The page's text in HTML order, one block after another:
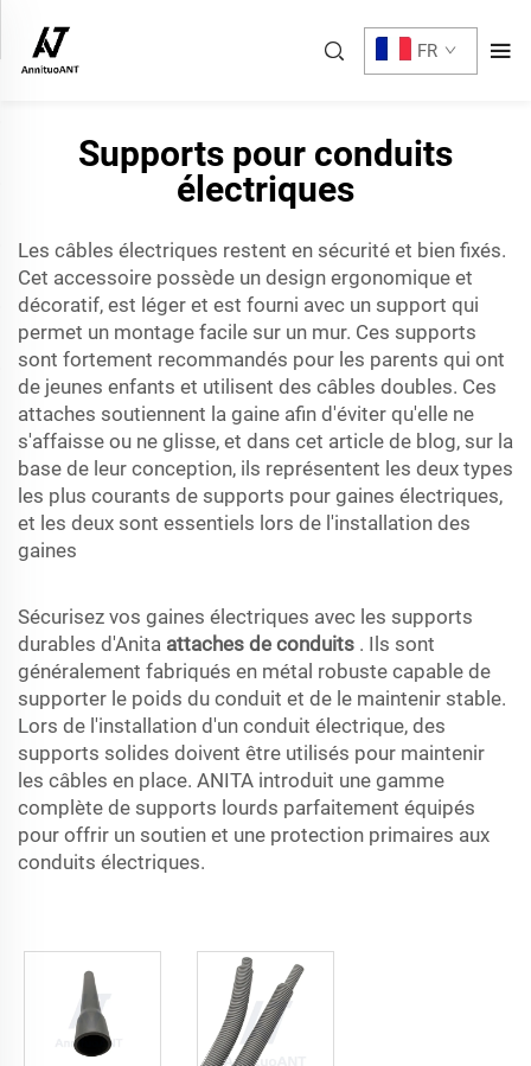
FR
Supports pour conduits
électriques
Les câbles électriques restent en sécurité et bien fixés.
Cet accessoire possède un design ergonomique et
décoratif, est léger et est fourni avec un support qui
permet un montage facile sur un mur. Ces supports
sont fortement recommandés pour les parents qui ont
de jeunes enfants et utilisent des câbles doubles. Ces
attaches soutiennent la gaine afin d'éviter qu'elle ne
s'affaisse ou ne glisse, et dans cet article de blog, sur la
base de leur conception, ils représentent les deux types
les plus courants de supports pour gaines électriques,
et les deux sont essentiels lors de l'installation des
gaines
Sécurisez vos gaines électriques avec les supports
durables d'Anita attaches de conduits . Ils sont
généralement fabriqués en métal robuste capable de
supporter le poids du conduit et de le maintenir stable.
Lors de l'installation d'un conduit électrique, des
supports solides doivent être utilisés pour maintenir
les câbles en place. ANITA introduit une gamme
complète de supports lourds parfaitement équipés
pour offrir un soutien et une protection primaires aux
conduits électriques.